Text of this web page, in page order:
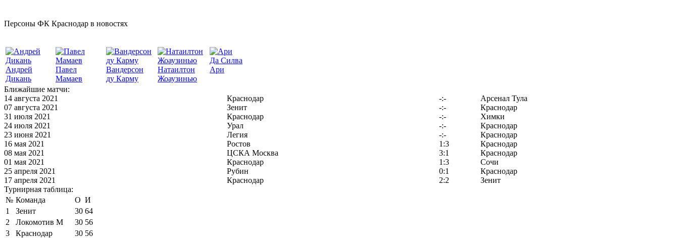
Персоны ФК Краснодар в новостях
Андрей
Дикань
Павел
Мамаев
Вандерсон
ду Карму
Натаилтон
Жоаузинью
Да Силва
Ари
Ближайшие матчи:
14 августа 2021
Краснодар -:-
Арсенал Тула
07 августа 2021
Зенит -:-
Краснодар
31 июля 2021
Краснодар -:-
Химки
24 июля 2021
Урал -:-
Краснодар
23 июня 2021
Легия -:-
Краснодар
16 мая 2021
Ростов 1:3
Краснодар
08 мая 2021
ЦСКА Москва 3:1
Краснодар
01 мая 2021
Краснодар 1:3
Сочи
25 апреля 2021
Рубин 0:1
Краснодар
17 апреля 2021
Краснодар 2:2
Зенит
Турнирная таблица:
№ Команда О И
1
Зенит 30 64
2
Локомотив М 30 56
3
Краснодар 30 56